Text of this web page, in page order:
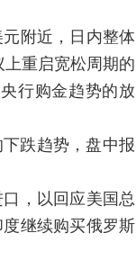
附近，日内整体
重启宽松周期的
行购金趋势的放
跌趋势，盘中报
，以回应美国总
继续购买俄罗斯